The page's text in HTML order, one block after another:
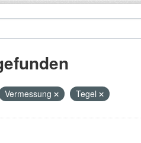
Vermessung Tegel